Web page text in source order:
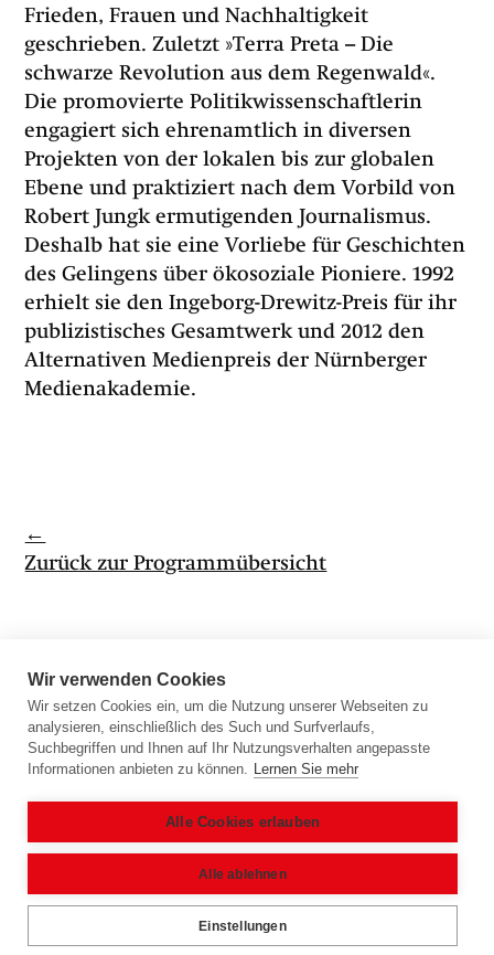
Frieden, Frauen und Nachhaltigkeit
geschrieben. Zuletzt »Terra Preta – Die
schwarze Revolution aus dem Regenwald«.
Die promovierte Politikwissenschaftlerin
engagiert sich ehrenamtlich in diversen
Projekten von der lokalen bis zur globalen
Ebene und praktiziert nach dem Vorbild von
Robert Jungk ermutigenden Journalismus.
Deshalb hat sie eine Vorliebe für Geschichten
des Gelingens über ökosoziale Pioniere. 1992
erhielt sie den Ingeborg-Drewitz-Preis für ihr
publizistisches Gesamtwerk und 2012 den
Alternativen Medienpreis der Nürnberger
Medienakademie.
←
Zurück zur Programmübersicht
Morgenmeditationen von Ariadne von
Schirach downloaden →
Newsletter: Bleiben wir in Kontakt →
Impressum|Kontakt|Datenschutz
Wir verwenden Cookies
Wir setzen Cookies ein, um die Nutzung unserer Webseiten zu
analysieren, einschließlich des Such und Surfverlaufs,
Suchbegriffen und Ihnen auf Ihr Nutzungsverhalten angepasste
Informationen anbieten zu können. Lernen Sie mehr
Alle Cookies erlauben
Alle ablehnen
Einstellungen